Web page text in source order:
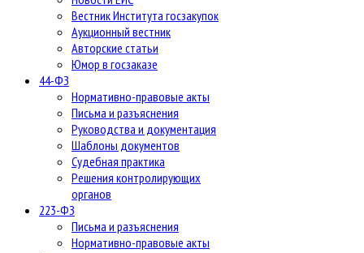
Вестник Института госзакупок
Аукционный вестник
Авторские статьи
Юмор в госзаказе
44-ФЗ
Нормативно-правовые акты
Письма и разъяснения
Руководства и документация
Шаблоны документов
Судебная практика
Решения контролирующих
органов
223-ФЗ
Письма и разъяснения
Нормативно-правовые акты